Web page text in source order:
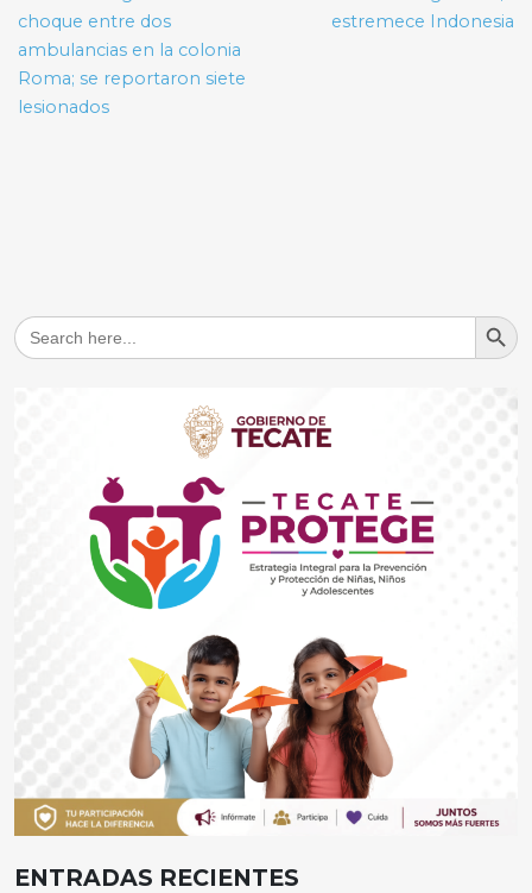
entradas
choque entre dos
ambulancias en la colonia
Roma; se reportaron siete
lesionados
estremece Indonesia
Search
for:
Search
ENTRADAS RECIENTES